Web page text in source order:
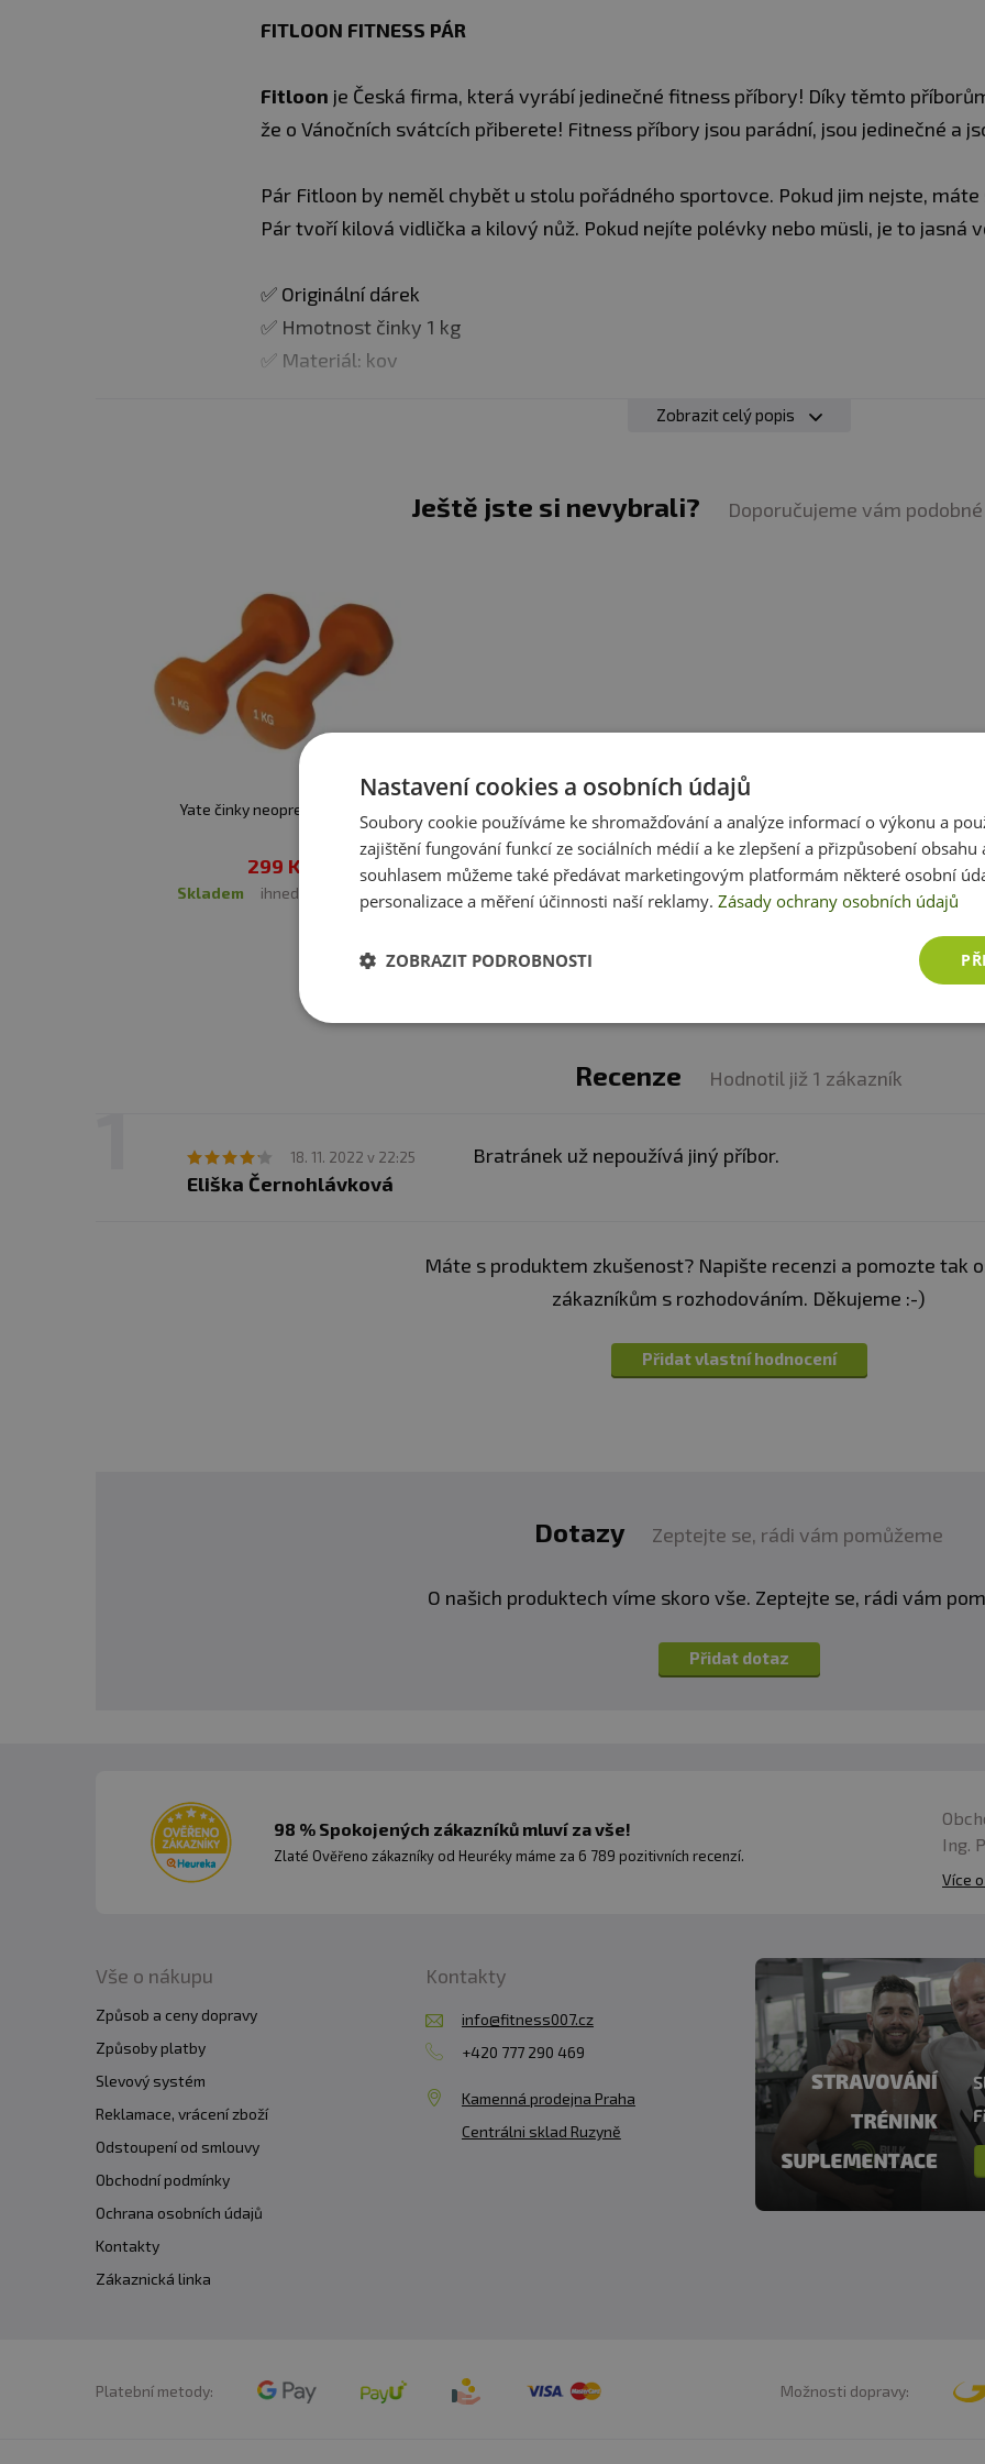
FITLOON FITNESS PÁR
Fitloon je Česká firma, která vyrábí jedinečné fitness příbory! Díky těmto
že o Vánočních svátcích přiberete! Fitness příbory jsou parádní, jsou jedinečné a
Pár Fitloon by neměl chybět u stolu pořádného sportovce. Pokud jim nejste,
Pár tvoří kilová vidlička a kilový nůž. Pokud nejíte polévky nebo müsli, je to jasná
✅ Originální dárek
✅ Hmotnost činky 1 kg
✅ Materiál: kov
Zobrazit celý popis
Ještě jste si nevybrali? Doporučujeme vám
Yate činky neoprenové/pár
299 Kč
skladem ihned k expedici
Recenze Hodnotil již 1 zákazník
18. 11. 2022 v 22:25
Eliška Černohlávková
Bratránek už nepoužívá jiný příbor.
Máte s produktem zkušenost? Napište recenzi a pomozte tak
zákazníkům s rozhodováním. Děkujeme :-)
Přidat vlastní hodnocení
Dotazy Zeptejte se, rádi vám pomůžeme
O našich produktech víme skoro vše. Zeptejte se, rádi vám
Přidat dotaz
98 % Spokojených zákazníků mluví za vše!
Zlaté Ověřeno zákazníky od Heuréky máme za 6 789 pozitivních recenzí.
Ing.
Více
Vše o nákupu
Způsob a ceny dopravy
Způsoby platby
Slevový systém
Reklamace, vrácení zboží
Odstoupení od smlouvy
Obchodní podmínky
Ochrana osobních údajů
Kontakty
Zákaznická linka
Kontakty
info@fitness007.cz
+420 777 290 469
Kamenná prodejna Praha
Centrálni sklad Ruzyně
Platební metody: Možnosti dopravy:
Nastavení cookies a osobních údajů
Soubory cookie používáme ke shromažďování a analýze informací o výkonu a
zajištění fungování funkcí ze sociálních médií a ke zlepšení a přizpůsobení obsahu
souhlasem můžeme také předávat marketingovým platformám některé osobní
personalizace a měření účinnosti naší reklamy. Zásady ochrany osobních údajů
ZOBRAZIT PODROBNOSTI